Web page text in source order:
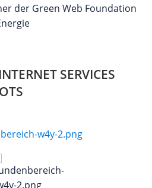
der Green Web Foundation
SERVICES